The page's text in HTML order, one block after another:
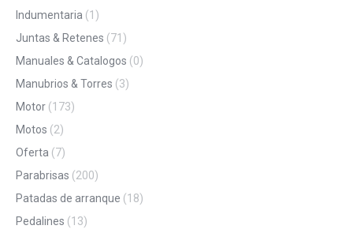
Indumentaria (1)
Juntas & Retenes (71)
Manuales & Catalogos (0)
Manubrios & Torres (3)
Motor (173)
Motos (2)
Oferta (7)
Parabrisas (200)
Patadas de arranque (18)
Pedalines (13)